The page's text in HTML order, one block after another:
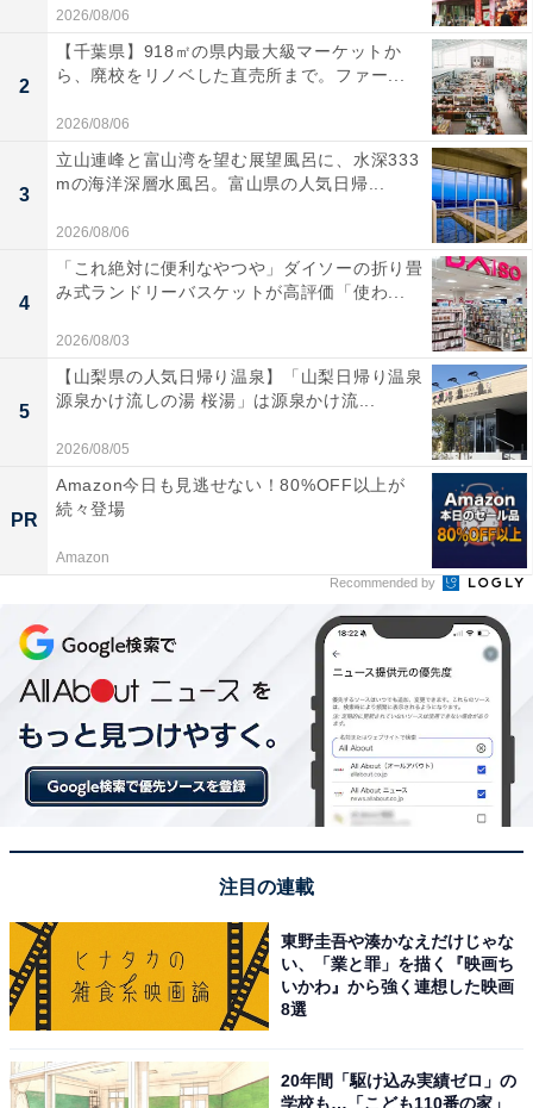
2026/08/06
2
【千葉県】918㎡の県内最大級マーケットか
ら、廃校をリノベした直売所まで。ファー...
2026/08/06
3
立山連峰と富山湾を望む展望風呂に、水深333
mの海洋深層水風呂。富山県の人気日帰...
2026/08/06
4
「これ絶対に便利なやつや」ダイソーの折り畳
み式ランドリーバスケットが高評価「使わ...
2026/08/03
5
【山梨県の人気日帰り温泉】「山梨日帰り温泉
源泉かけ流しの湯 桜湯」は源泉かけ流...
2026/08/05
PR
Amazon今日も見逃せない！80%OFF以上が
続々登場
Amazon
Recommended by
注目の連載
東野圭吾や湊かなえだけじゃな
い、「業と罪」を描く『映画ち
いかわ』から強く連想した映画
8選
20年間「駆け込み実績ゼロ」の
学校も…「こども110番の家」